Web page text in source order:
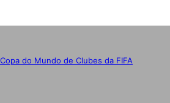
Copa do Mundo de Clubes da FIFA